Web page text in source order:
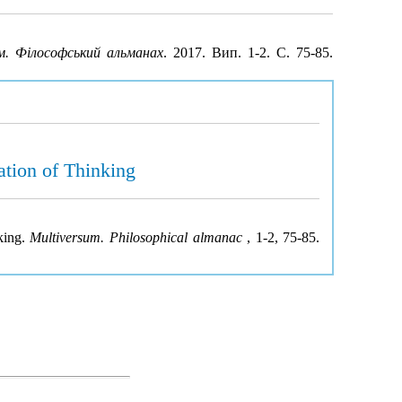
Філософський альманах. 2017. Вип. 1-2. С. 75-85.
of Thinking
Multiversum. Philosophical almanac , 1-2, 75-85.